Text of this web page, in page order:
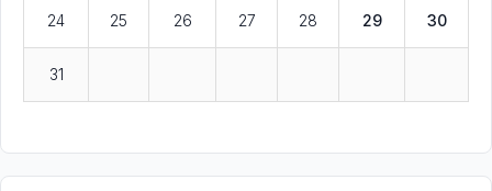
24 25 26 27 28 29 30
31